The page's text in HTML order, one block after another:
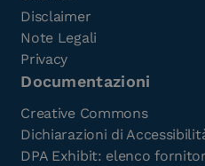
Disclaimer
Note Legali
Privacy
Documentazioni
Creative Commons
Dichiarazioni di
DPA Exhibit: elenco